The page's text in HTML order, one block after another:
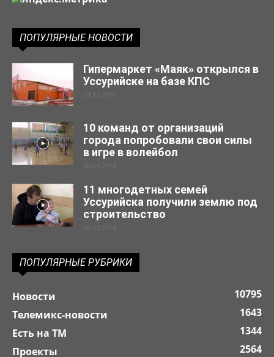
ПОПУЛЯРНЫЕ НОВОСТИ
Гипермаркет «Маяк» открылся в
Уссурийске на базе КПС
23.12.2019
10 команд от организаций
города попробовали свои силы
в игре в волейбол
30.04.2019
11 многодетных семей
Уссурийска получили землю под
строительство
29.03.2019
ПОПУЛЯРНЫЕ РУБРИКИ
Новости
10795
Телемикс-новости
1643
Есть на ТМ
1344
Проекты
2564